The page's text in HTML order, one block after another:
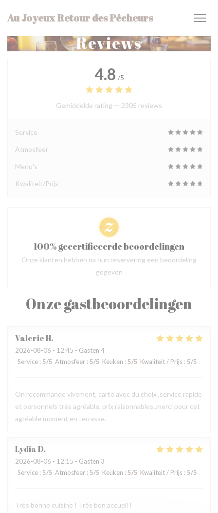
Au Joyeux Retour des Pêcheurs
Reviews
Onze gastbeoordelingen
ValerieH
2026-08-06 - 12:45 - Gasten 4
Service : 5/5 Atmosfeer : 5/5 Keuken : 5/5 Kwaliteit / Prijs : 5/5
On recommande vivement, carte avec du choix ,service rapide
et personnels très agréable, prix raisonnables..merci pour cet
agréable moment en terrasse.
LydiaD
2026-08-06 - 12:15 - Gasten 3
Service : 5/5 Atmosfeer : 5/5 Keuken : 5/5 Kwaliteit / Prijs : 5/5
Très bonne cuisine ! Très bon accueil !
4.8 /5
Gemiddelde rating — 2305 reviews
Service
Atmosfeer
Menu's
Kwaliteit/Prijs
100% gecertificeerde beoordelingen
Onze klanten hebben na hun reservering een beoordeling
gegeven